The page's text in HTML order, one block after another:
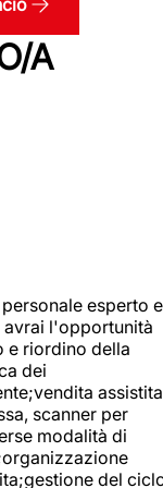
A
esperto e
avrai l'opportunità
e riordino della
dei
assistita
scanner per
modalità di
del